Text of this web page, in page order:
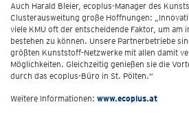
Auch Harald Bleier, ecoplus-Manager des
Clusterausweitung große Hoffnungen:
viele KMU oft der entscheidende Faktor, um am
bestehen zu können. Unsere Partnerbetriebe
größten Kunststoff-Netzwerke mit allen damit
Möglichkeiten. Gleichzeitig genießen sie die
durch das ecoplus-Büro in St. Pölten.“
Weitere Informationen: www.ecoplus.at